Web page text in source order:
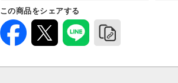
キャスター
ナイロン
ウレタン
この商品をシェアする